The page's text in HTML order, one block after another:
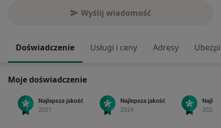
Wyślij wiadomość
Doświadczenie Usługi i ceny Adresy
Moje doświadczenie